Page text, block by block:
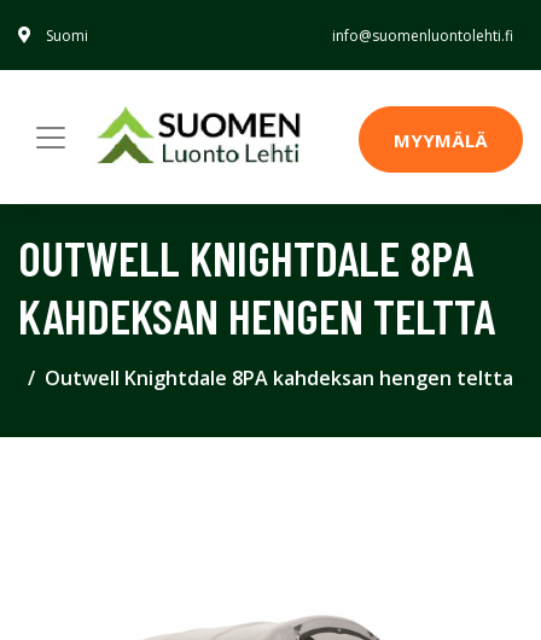
Suomi info@suomenluontolehti.fi
MYYMÄLÄ
OUTWELL KNIGHTDALE 8PA
KAHDEKSAN HENGEN TELTTA
Outwell Knightdale 8PA kahdeksan hengen teltta